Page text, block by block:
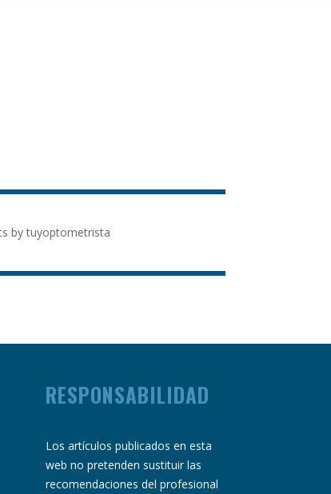
by tuyoptometrista
RESPONSABILIDAD
Los artículos publicados en esta
web no pretenden sustituir las
recomendaciones del profesional